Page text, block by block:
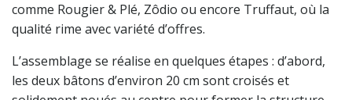
comme Rougier & Plé, Zôdio ou encore Truffaut, où la
qualité rime avec variété d’offres.
L’assemblage se réalise en quelques étapes : d’abord,
les deux bâtons d’environ 20 cm sont croisés et